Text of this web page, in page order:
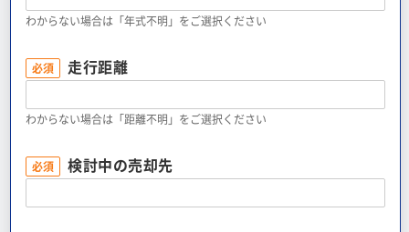
わからない場合は「年式不明」をご選択ください
必須 走行距離
わからない場合は「距離不明」をご選択ください
必須 検討中の売却先